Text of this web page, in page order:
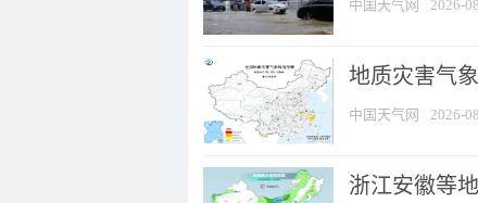
中国天气网 2026-
地质灾害气
中国天气网 2026-
浙江安徽等